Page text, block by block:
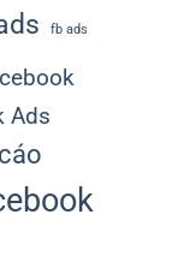
fb ads
Ads